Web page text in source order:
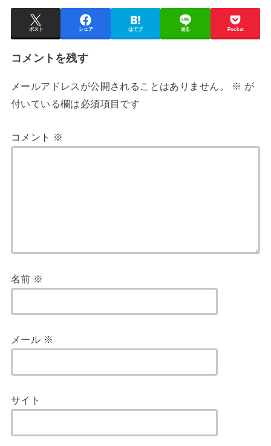
ポスト シェア はてブ 送る Pocket
コメントを残す
メールアドレスが公開されることはありません。 ※ が
付いている欄は必須項目です
コメント ※
名前 ※
メール ※
サイト